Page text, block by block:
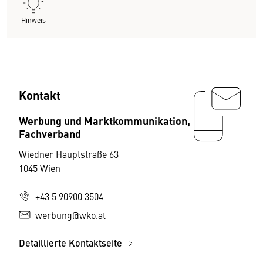
Hinweis
Kontakt
Werbung und Marktkommunikation,
Fachverband
Wiedner Hauptstraße 63
1045 Wien
+43 5 90900 3504
werbung@wko.at
Detaillierte Kontaktseite